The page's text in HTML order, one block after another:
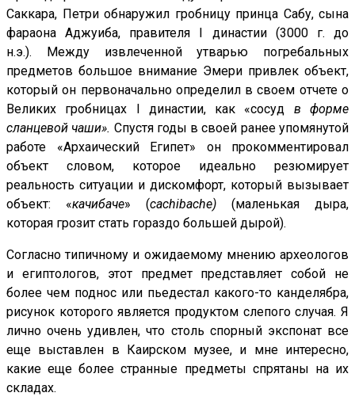
Саккара, Петри обнаружил гробницу принца Сабу, сына
фараона Аджуиба, правителя I династии (3000 г. до
н.э.). Между извлеченной утварью погребальных
предметов большое внимание Эмери привлек объект,
который он первоначально определил в своем отчете о
Великих гробницах I династии, как «сосуд в форме
сланцевой чаши». Спустя годы в своей ранее упомянутой
работе «Архаический Египет» он прокомментировал
объект словом, которое идеально резюмирует
реальность ситуации и дискомфорт, который вызывает
объект: «качибаче» (cachibache) (маленькая дыра,
которая грозит стать гораздо большей дырой).
Согласно типичному и ожидаемому мнению археологов
и египтологов, этот предмет представляет собой не
более чем поднос или пьедестал какого-то канделябра,
рисунок которого является продуктом слепого случая. Я
лично очень удивлен, что столь спорный экспонат все
еще выставлен в Каирском музее, и мне интересно,
какие еще более странные предметы спрятаны на их
складах.